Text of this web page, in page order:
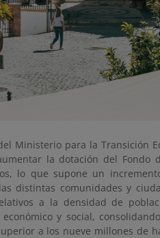
Ministerio para la Transición
la dotación del Fondo
lo que supone un
distintas comunidades y
a la densidad de
y social,
a los nueve millones de